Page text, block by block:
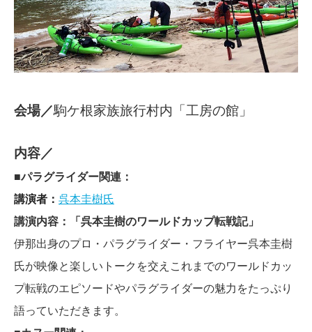
会場／駒ケ根家族旅行村内「工房の館」
内容／
■パラグライダー関連：
講演者： 呉本圭樹氏
講演内容：「呉本圭樹のワールドカップ転戦記」
伊那出身のプロ・パラグライダー・フライヤー呉本圭樹
氏が映像と楽しいトークを交えこれまでのワールドカッ
プ転戦のエピソードやパラグライダーの魅力をたっぷり
語っていただきます。